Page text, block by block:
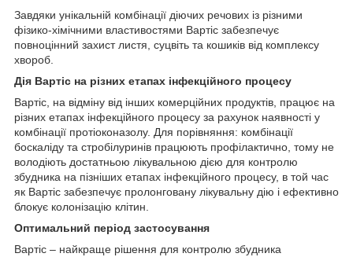
Завдяки унікальній комбінації діючих речових із різними
фізико-хімічними властивостями Вартіс забезпечує
повноцінний захист листя, суцвіть та кошиків від комплексу
хвороб.
Дія Вартіс на різних етапах інфекційного процесу
Вартіс, на відміну від інших комерційних продуктів, працює на
різних етапах інфекційного процесу за рахунок наявності у
комбінації протіоконазолу. Для порівняння: комбінації
боскаліду та стробілуринів працюють профілактично, тому не
володіють достатньою лікувальною дією для контролю
збудника на пізніших етапах інфекційного процесу, в той час
як Вартіс забезпечує пролонговану лікувальну дію і ефективно
блокує колонізацію клітин.
Оптимальний період застосування
Вартіс – найкраще рішення для контролю збудника